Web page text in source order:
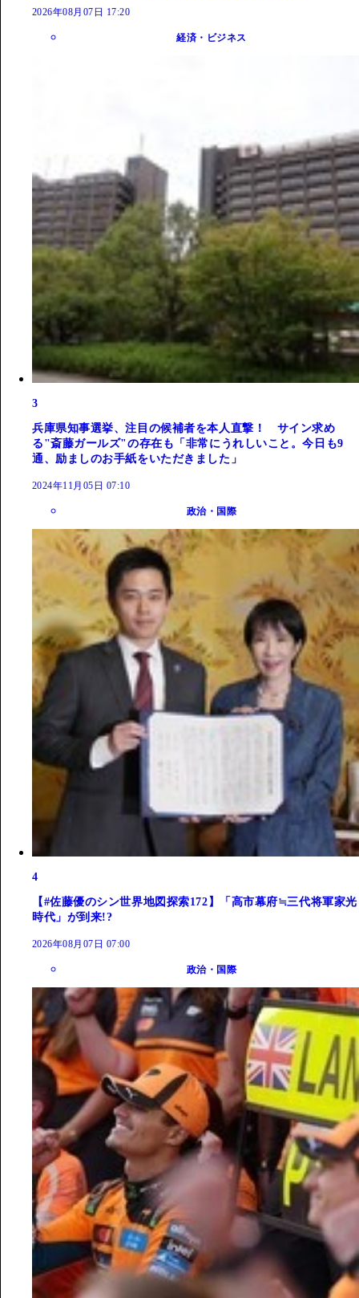
2026年08月07日 17:20
経済・ビジネス
3
兵庫県知事選挙、注目の候補者を本人直撃！ サイン求め
る"斎藤ガールズ"の存在も「非常にうれしいこと。今日も9
通、励ましのお手紙をいただきました」
2024年11月05日 07:10
政治・国際
4
【#佐藤優のシン世界地図探索172】「高市幕府≒三代将軍家光
時代」が到来!?
2026年08月07日 07:00
政治・国際